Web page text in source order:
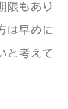
限もあり
は早めに
と考えて